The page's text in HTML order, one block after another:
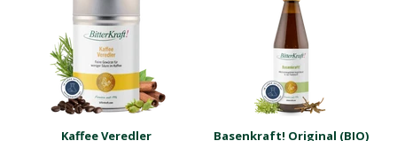
Kaffee Veredler Basenkraft! Original (BIO)